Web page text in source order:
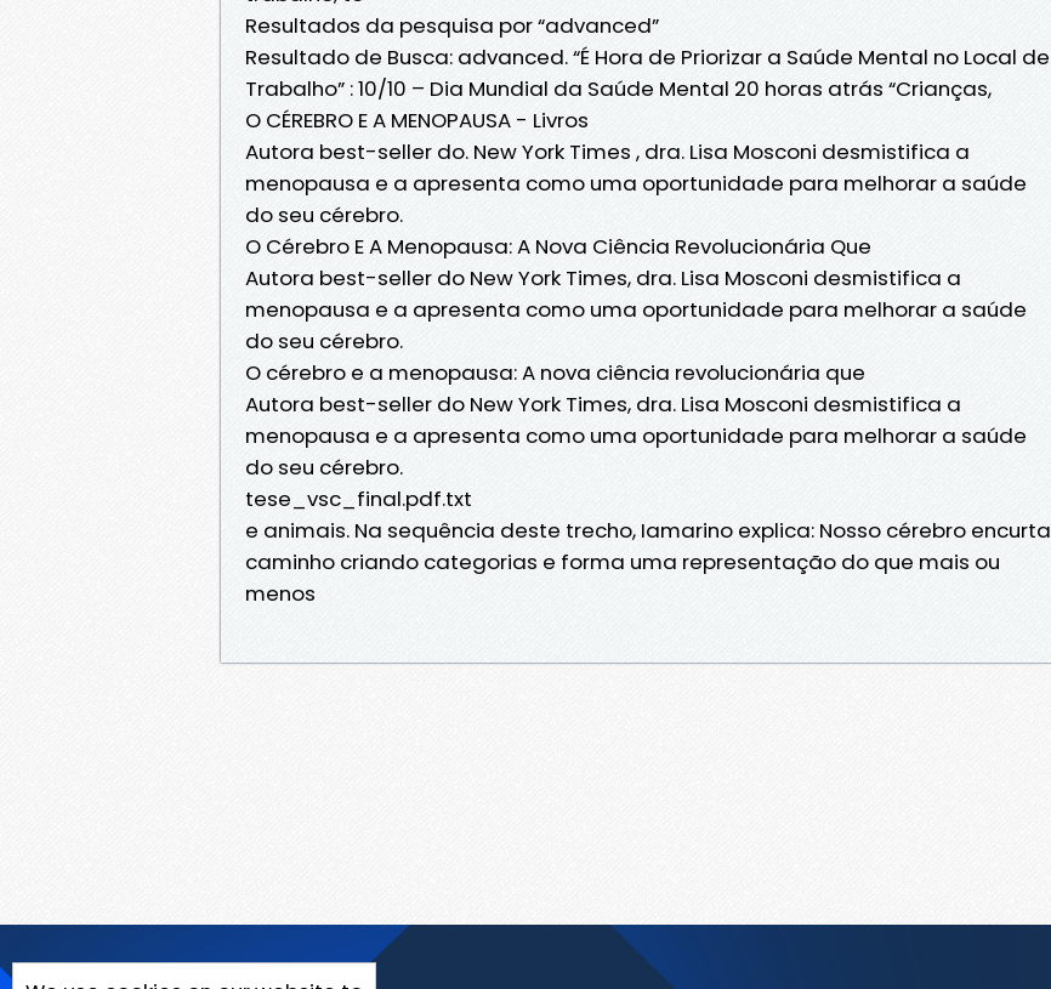
Resultados da pesquisa por “advanced”
Resultado de Busca: advanced. “É Hora de Priorizar a Saúde Mental no Local de
Trabalho” : 10/10 – Dia Mundial da Saúde Mental 20 horas atrás “Crianças,
O CÉREBRO E A MENOPAUSA - Livros
Autora best-seller do. New York Times , dra. Lisa Mosconi desmistifica a
menopausa e a apresenta como uma oportunidade para melhorar a saúde
do seu cérebro.
O Cérebro E A Menopausa: A Nova Ciência Revolucionária Que
Autora best-seller do New York Times, dra. Lisa Mosconi desmistifica a
menopausa e a apresenta como uma oportunidade para melhorar a saúde
do seu cérebro.
O cérebro e a menopausa: A nova ciência revolucionária que
Autora best-seller do New York Times, dra. Lisa Mosconi desmistifica a
menopausa e a apresenta como uma oportunidade para melhorar a saúde
do seu cérebro.
tese_vsc_final.pdf.txt
e animais. Na sequência deste trecho, Iamarino explica: Nosso cérebro encurta
caminho criando categorias e forma uma representação do que mais ou
menos